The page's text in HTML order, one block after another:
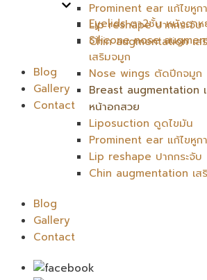
Prominent ear แก้ไขหูก
Lip reshape ปากกระจับ
Chin augmentation เส
Blog
Gallery
Contact
Eyelids ตา2ชั้น หนังตา
Silicone nose
เสริมจมูก
Nose wings ตัดปีกจมูก
Breast augmentation
หน้าอกสวย
Liposuction ดูดไขมัน
Prominent ear แก้ไขหูก
Lip reshape ปากกระจับ
Chin augmentation เส
Blog
Gallery
Contact